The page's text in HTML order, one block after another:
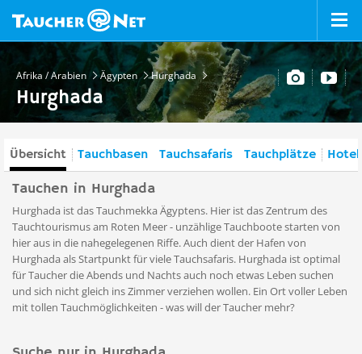
Afrika / Arabien Ägypten Hurghada
Hurghada
Übersicht Tauchbasen Tauchsafaris Tauchplätze
Tauchen in Hurghada
Hurghada ist das Tauchmekka Ägyptens. Hier ist das Zentrum des
Tauchtourismus am Roten Meer - unzählige Tauchboote starten von
hier aus in die nahegelegenen Riffe. Auch dient der Hafen von
Hurghada als Startpunkt für viele Tauchsafaris. Hurghada ist optimal
für Taucher die Abends und Nachts auch noch etwas Leben suchen
und sich nicht gleich ins Zimmer verziehen wollen. Ein Ort voller Leben
mit tollen Tauchmöglichkeiten - was will der Taucher mehr?